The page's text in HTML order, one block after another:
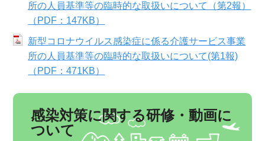
所の人員基準等の臨時的な取扱いについて（第2報）
（PDF：147KB）
新型コロナウイルス感染症に係る介護サービス事業
所の人員基準等の臨時的な取扱いについて(第1報)
（PDF：471KB）
感染対策に関する研修・動画に
ついて